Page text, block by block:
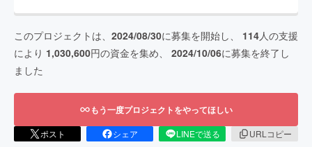
このプロジェクトは、 2024/08/30に募集を開始し、 114人の支援
により 1,030,600円の資金を集め、 2024/10/06に募集を終了し
ました
もう一度プロジェクトをやってほしい
ポスト シェア LINEで送る
URLコピー